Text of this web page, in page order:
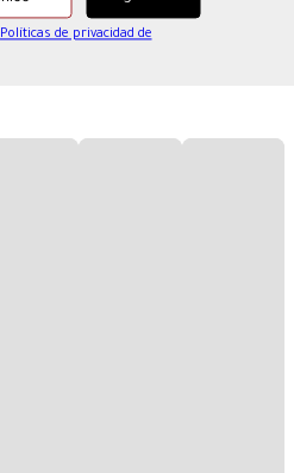
Políticas de privacidad de